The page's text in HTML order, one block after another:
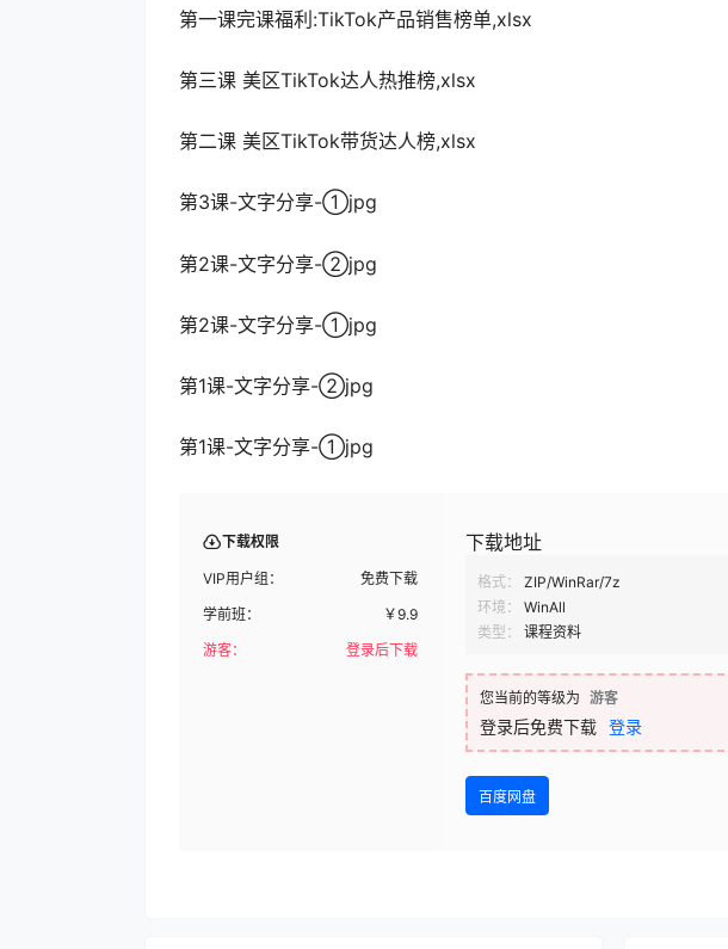
第一课完课福利:TikTok产品销售榜单,xlsx
第三课 美区TikTok达人热推榜,xlsx
第二课 美区TikTok带货达人榜,xlsx
第3课-文字分享-①jpg
第2课-文字分享-②jpg
第2课-文字分享-①jpg
第1课-文字分享-②jpg
第1课-文字分享-①jpg
下载权限
VIP用户组：
免费下载
学前班：
￥9.9
游客：
登录后下载
下载地址
格式： ZIP/WinRar/7z
环境：
WinAll
类型：
课程资料
您当前的等级为 游客
登录后免费下载 登录
百度网盘